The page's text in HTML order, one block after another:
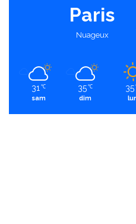
Paris
Nuageux
31 ℃
sam
35 ℃
dim
35